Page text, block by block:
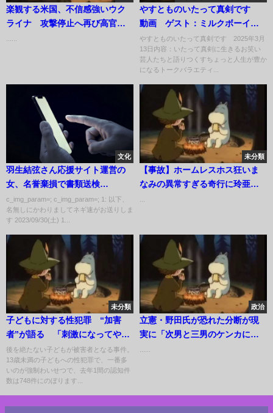
楽観する米国、不信感強いウク
ライナ 攻撃停止へ再び高官協
やすとものいたって真剣です
動画 ゲスト：ミルクボーイ、
トキ（藤崎マーケット） 3月13
日
やすとものいたって真剣です 2025年3月
13日内容：いたって真剣に生きるお笑い
芸人たちと語りつくすちょっと人生が豊か
になるトークバラエティ...
文化
羽生結弦さん応援サイト運営の
女、名誉棄損で書類送検…
c_img_param=; c_img_param=; 1: 以下、
名無しにかわりましてネギ速がお送りしま
す 2023/09/30(土) 1...
未分類
【事故】ホームレスホス狂いま
なみの異常すぎる奇行に玲亜代
未分類
子どもに対する性犯罪 “加害
者”が語る 「刺激になってやめ
られなくなった」 再犯防止と
子供を守る対策とは
後を絶たない子どもが被害者となる事件。
13歳未満の子どもへの性犯罪で、一番多
いのが強制わいせつで、去年1間の認知件
数は748件にのぼります...
政治
立憲・野田氏が恐れた分断が現
実に「次男と三男のケンカに長